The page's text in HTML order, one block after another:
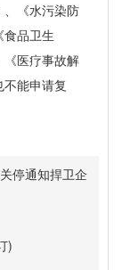
停通知捍卫企
)